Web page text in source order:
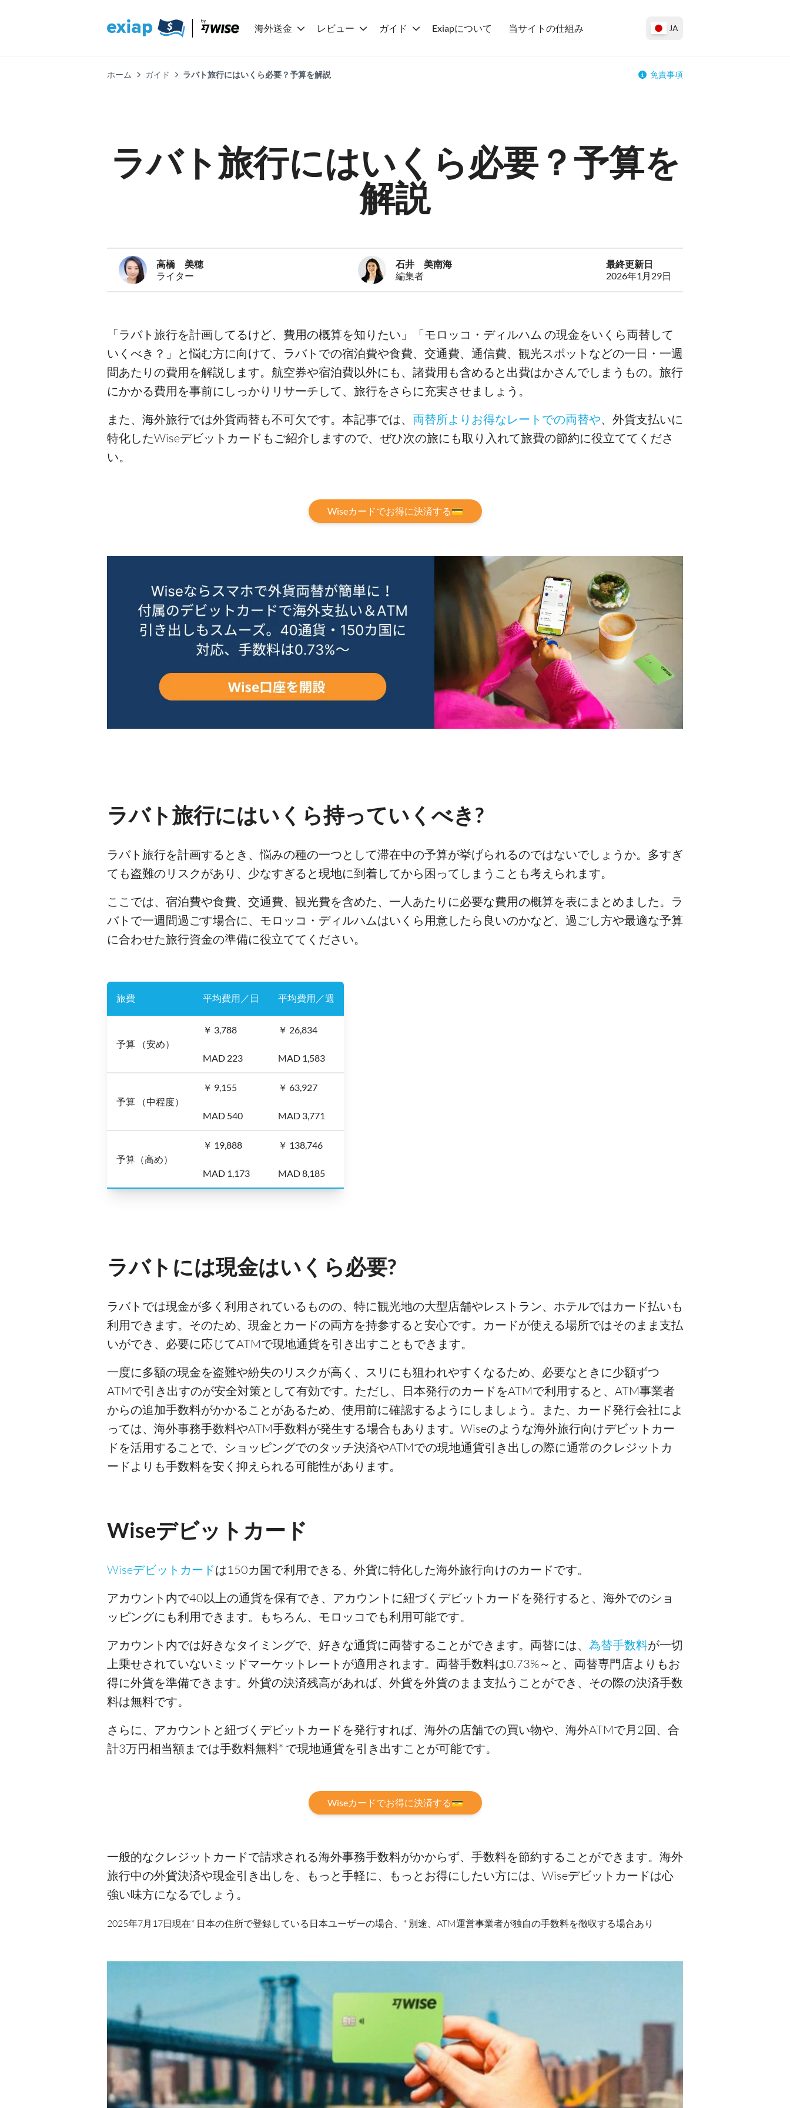
海外送金 レビュー ガイド Exiapについて 当サイトの仕組み JA
ホーム ガイド ラバト旅行にはいくら必要？予算を解説 免責事項
ラバト旅行にはいくら必要？予算を
解説
高橋 美穂
ライター
石井 美南海
編集者
最終更新日
2026年1月29日
「ラバト旅行を計画してるけど、費用の概算を知りたい」「モロッコ・ディルハム の現金をいくら両替して
いくべき？」と悩む方に向けて、ラバトでの宿泊費や食費、交通費、通信費、観光スポットなどの一日・一週
間あたりの費用を解説します。航空券や宿泊費以外にも、諸費用も含めると出費はかさんでしまうもの。旅行
にかかる費用を事前にしっかりリサーチして、旅行をさらに充実させましょう。
また、海外旅行では外貨両替も不可欠です。本記事では、 両替所よりお得なレートでの両替や、外貨支払いに
特化したWiseデビットカードもご紹介しますので、ぜひ次の旅にも取り入れて旅費の節約に役立ててくださ
い。
Wiseカードでお得に決済する💳
ラバト旅行にはいくら持っていくべき?
ラバト旅行を計画するとき、悩みの種の一つとして滞在中の予算が挙げられるのではないでしょうか。多すぎ
ても盗難のリスクがあり、少なすぎると現地に到着してから困ってしまうことも考えられます。
ここでは、宿泊費や食費、交通費、観光費を含めた、一人あたりに必要な費用の概算を表にまとめました。ラ
バトで一週間過ごす場合に、モロッコ・ディルハムはいくら用意したら良いのかなど、過ごし方や最適な予算
に合わせた旅行資金の準備に役立ててください。
旅費 平均費用／日 平均費用／週
予算 （安め）
￥ 3,788
MAD 223
￥ 26,834
MAD 1,583
予算 （中程度）
￥ 9,155
MAD 540
￥ 63,927
MAD 3,771
予算（高め）
￥ 19,888
MAD 1,173
￥ 138,746
MAD 8,185
ラバトには現金はいくら必要?
ラバトでは現金が多く利用されているものの、特に観光地の大型店舗やレストラン、ホテルではカード払いも
利用できます。そのため、現金とカードの両方を持参すると安心です。カードが使える場所ではそのまま支払
いができ、必要に応じてATMで現地通貨を引き出すこともできます。
一度に多額の現金を盗難や紛失のリスクが高く、スリにも狙われやすくなるため、必要なときに少額ずつ
ATMで引き出すのが安全対策として有効です。ただし、日本発行のカードをATMで利用すると、ATM事業者
からの追加手数料がかかることがあるため、使用前に確認するようにしましょう。また、カード発行会社によ
っては、海外事務手数料やATM手数料が発生する場合もあります。Wiseのような海外旅行向けデビットカー
ドを活用することで、ショッピングでのタッチ決済やATMでの現地通貨引き出しの際に通常のクレジットカ
ードよりも手数料を安く抑えられる可能性があります。
Wiseデビットカード
Wiseデビットカードは150カ国で利用できる、外貨に特化した海外旅行向けのカードです。
アカウント内で40以上の通貨を保有でき、アカウントに紐づくデビットカードを発行すると、海外でのショ
ッピングにも利用できます。もちろん、モロッコでも利用可能です。
アカウント内では好きなタイミングで、好きな通貨に両替することができます。両替には、 為替手数料が一切
上乗せされていないミッドマーケットレートが適用されます。両替手数料は0.73%～と、両替専門店よりもお
得に外貨を準備できます。外貨の決済残高があれば、外貨を外貨のまま支払うことができ、その際の決済手数
料は無料です。
さらに、アカウントと紐づくデビットカードを発行すれば、海外の店舗での買い物や、海外ATMで月2回、合
計3万円相当額までは手数料無料* で現地通貨を引き出すことが可能です。
Wiseカードでお得に決済する💳
一般的なクレジットカードで請求される海外事務手数料がかからず、手数料を節約することができます。海外
旅行中の外貨決済や現金引き出しを、もっと手軽に、もっとお得にしたい方には、Wiseデビットカードは心
強い味方になるでしょう。
2025年7月17日現在* 日本の住所で登録している日本ユーザーの場合、* 別途、ATM運営事業者が独自の手数料を徴収する場合あり